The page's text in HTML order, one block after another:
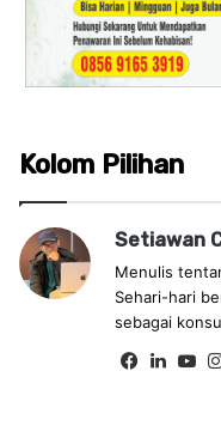
Kolom Pilihan
Setiawan
Menulis
Sehari-hari
sebagai
Fa Lin